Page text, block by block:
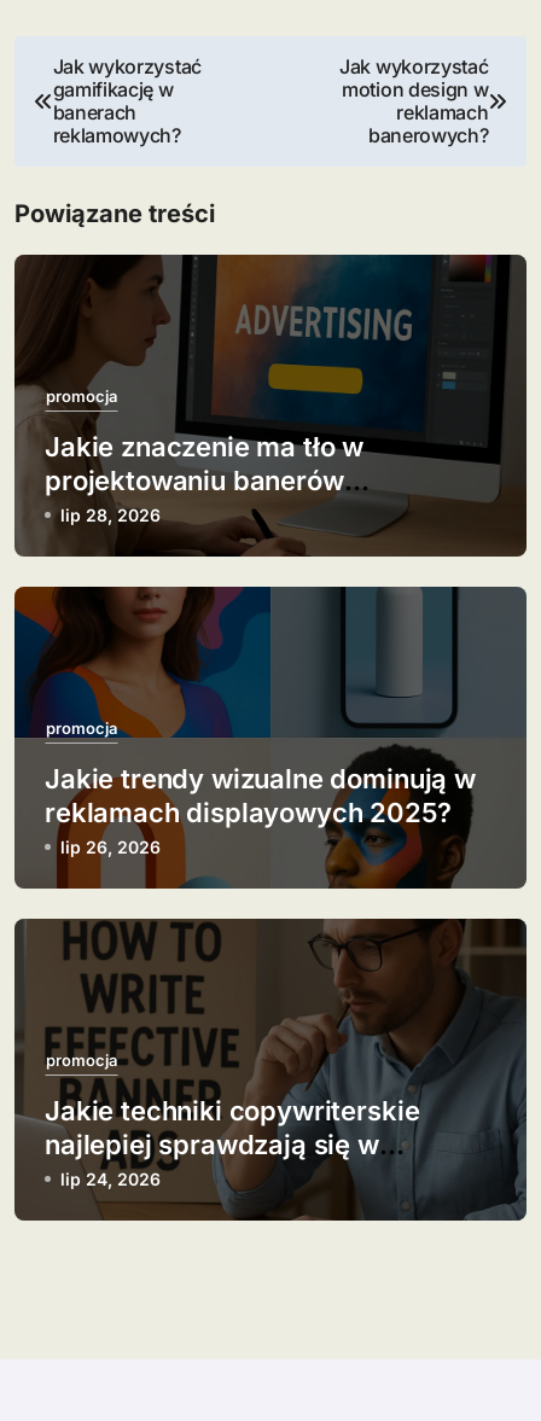
i
g
j
p
i
u
Jak wykorzystać
gamifikację w
banerach
reklamowych?
Jak wykorzystać
motion design w
reklamach
banerowych?
Powiązane treści
promocja
Jakie znaczenie ma tło w
projektowaniu banerów
reklamowych?
lip 28, 2026
promocja
Jakie trendy wizualne dominują w
reklamach displayowych 2025?
lip 26, 2026
promocja
Jakie techniki copywriterskie
najlepiej sprawdzają się w
banerach?
lip 24, 2026